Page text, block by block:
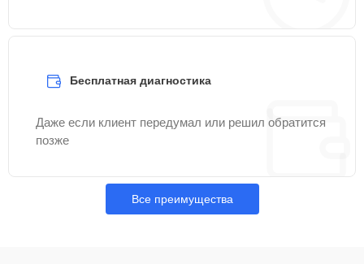
Бесплатная диагностика
Даже если клиент передумал или решил обратится
позже
Все преимущества